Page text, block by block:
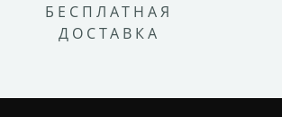
БЕСПЛАТНАЯ
ДОСТАВКА